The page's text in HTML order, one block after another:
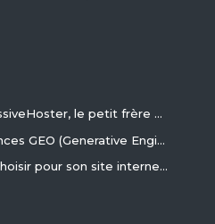
Faites-vous un avis sur MassiveHoster, le petit frère d’EasyHoster incontournable pour les petits budgets !
Top 10 des meilleures agences GEO (Generative Engine Optimization) de France en 2026
Framer vs Webflow : que choisir pour son site internet ?